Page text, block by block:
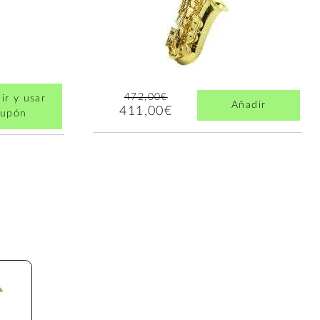
y usar
472,00€
411,00€ Añadir